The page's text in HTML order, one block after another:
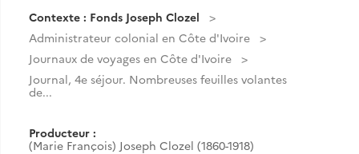
Contexte : Fonds Joseph Clozel
Administrateur colonial en Côte d'Ivoire
Journaux de voyages en Côte d'Ivoire
Journal, 4e séjour. Nombreuses feuilles volantes
de...
Producteur :
(Marie François) Joseph Clozel (1860-1918)